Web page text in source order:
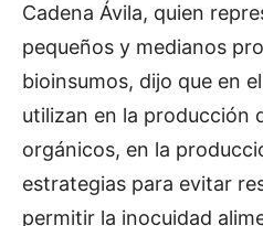
Cadena Ávila, quien
pequeños y medianos
bioinsumos, dijo que en
utilizan en la producción
orgánicos, en la
estrategias para evitar
permitir la inocuidad